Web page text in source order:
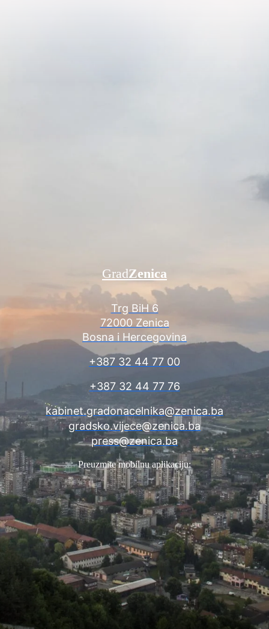
Trg BiH 6
72000 Zenica
Bosna i Hercegovina
+387 32 44 77 00
+387 32 44 77 76
kabinet.gradonacelnika@zenica.ba
gradsko.vijece@zenica.ba
press@zenica.ba
GradZenica
Preuzmite mobilnu aplikaciju: